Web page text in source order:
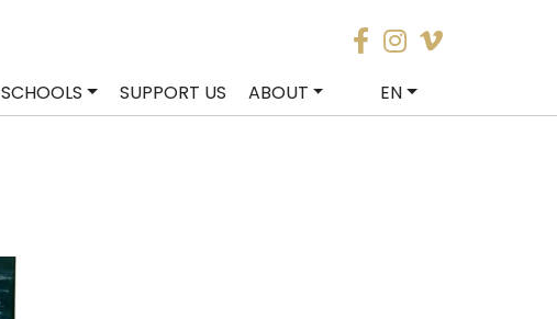
SCHOOLS SUPPORT US ABOUT EN